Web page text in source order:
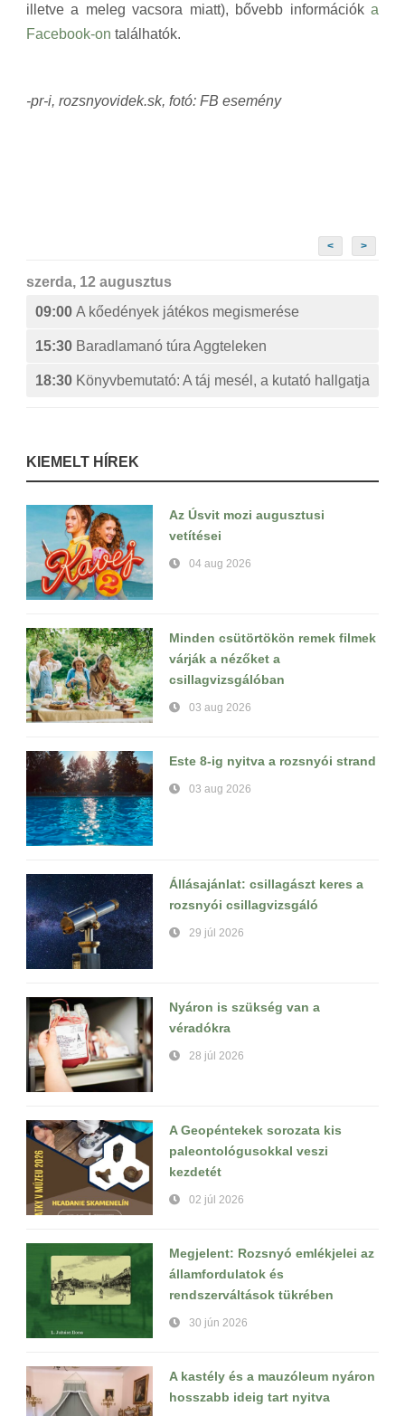
illetve a meleg vacsora miatt), bővebb információk a
Facebook-on találhatók.
-pr-i, rozsnyovidek.sk, fotó: FB esemény
< >
szerda, 12 augusztus
09:00 A kőedények játékos megismerése
15:30 Baradlamanó túra Aggteleken
18:30 Könyvbemutató: A táj mesél, a kutató hallgatja
KIEMELT HÍREK
Az Úsvit mozi augusztusi
vetítései
04 aug 2026
Minden csütörtökön remek filmek
várják a nézőket a
csillagvizsgálóban
03 aug 2026
Este 8-ig nyitva a rozsnyói strand
03 aug 2026
Állásajánlat: csillagászt keres a
rozsnyói csillagvizsgáló
29 júl 2026
Nyáron is szükség van a
véradókra
28 júl 2026
A Geopéntekek sorozata kis
paleontológusokkal veszi
kezdetét
02 júl 2026
Megjelent: Rozsnyó emlékjelei az
államfordulatok és
rendszerváltások tükrében
30 jún 2026
A kastély és a mauzóleum nyáron
hosszabb ideig tart nyitva